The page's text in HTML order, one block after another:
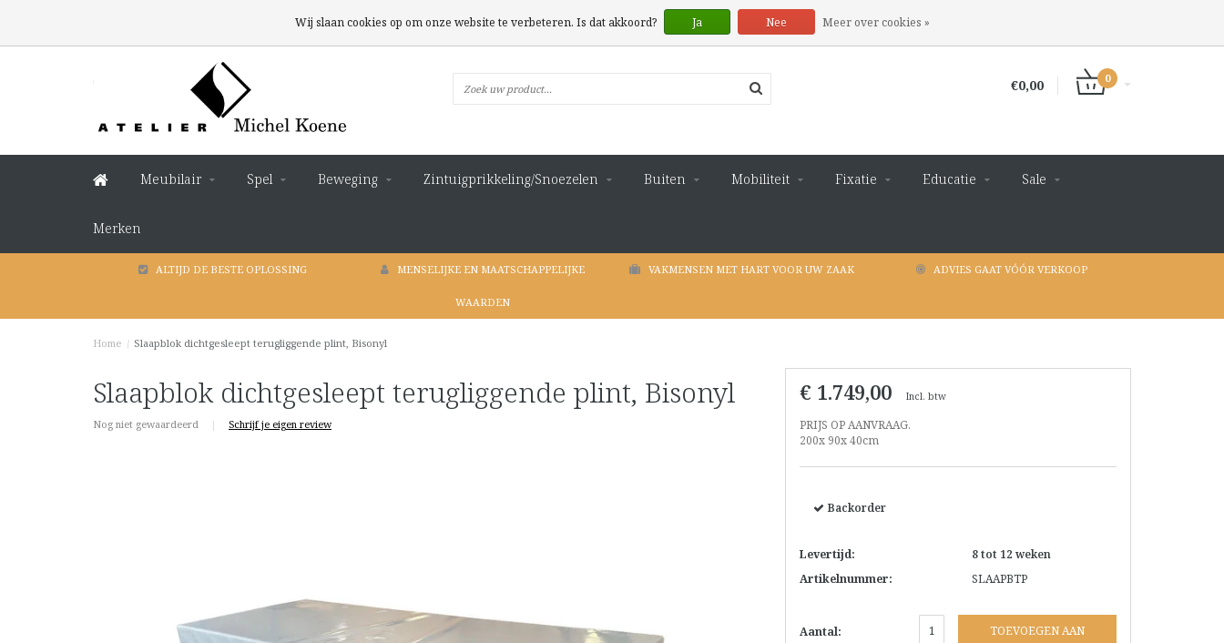
€0,00 0
Meubilair Spel Beweging Zintuigprikkeling/Snoezelen Buiten Mobiliteit Fixatie Educatie Sale
Merken
ALTIJD DE BESTE OPLOSSING MENSELIJKE EN MAATSCHAPPELIJKE
WAARDEN
VAKMENSEN MET HART VOOR UW ZAAK ADVIES GAAT VÓÓR VERKOOP
Home / Slaapblok dichtgesleept terugliggende plint, Bisonyl
Slaapblok dichtgesleept terugliggende plint, Bisonyl
Nog niet gewaardeerd | Schrijf je eigen review
€ 1.749,00 Incl. btw
PRIJS OP AANVRAAG.
200x 90x 40cm
Backorder
Levertijd:
8 tot 12 weken
Artikelnummer:
SLAAPBTP
Aantal: TOEVOEGEN AAN
Wij slaan cookies op om onze website te verbeteren. Is dat akkoord? Ja Nee Meer over cookies »